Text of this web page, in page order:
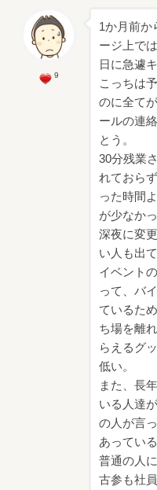
9
1か月前か
ージ上で
日に急遽
こっちは
のに全て
ールの連
とう。
30分残業
れておら
った時間
が少なか
深夜に変
い人も出
イベント
って、バ
ているた
ち場を離
らえるグ
低い。
また、長
いる人達
の人が言
あってい
普通の人
古参も社